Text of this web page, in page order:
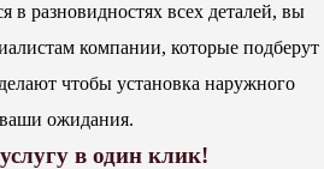
в разновидностях всех деталей, вы
компании, которые подберут
чтобы установка наружного
ожидания.
в один клик!